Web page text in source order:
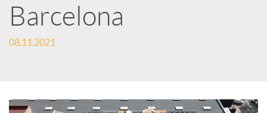
e
s
Barcelona
08.11.2021